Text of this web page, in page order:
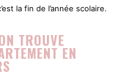
la fin de l’année scolaire.
TROUVE
EN